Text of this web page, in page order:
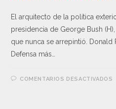
El arquitecto de la política
presidencia de George Bush
que nunca se arrepintió.
Defensa más…
COMENTARIOS DESACTIVADOS